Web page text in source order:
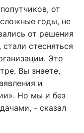
от
годы, не
от решения
стесняться
Это
Вы знаете,
и
Но мы и без
- сказал